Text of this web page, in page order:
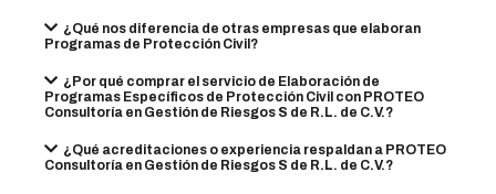
¿Qué nos diferencia de otras empresas que elaboran
Programas de Protección Civil?
¿Por qué comprar el servicio de Elaboración de
Programas Específicos de Protección Civil con PROTEO
Consultoría en Gestión de Riesgos S de R.L. de C.V.?
¿Qué acreditaciones o experiencia respaldan a PROTEO
Consultoría en Gestión de Riesgos S de R.L. de C.V.?